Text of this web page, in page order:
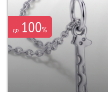
до 100%